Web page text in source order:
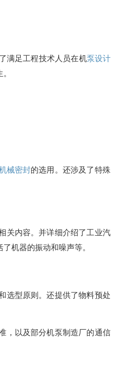
满足工程技术人员在机泵设计
械密封的选用。还涉及了特殊
关内容。并详细介绍了工业汽
机器的振动和噪声等。
选型原则。还提供了物料预处
，以及部分机泵制造厂的通信